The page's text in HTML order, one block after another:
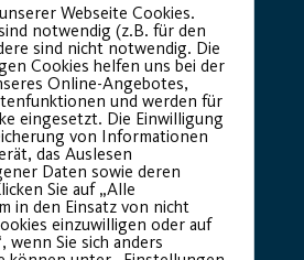
Premium Partner:
Webseite Cookies.
notwendig (z.B. für den
sind nicht notwendig. Die
Cookies helfen uns bei der
Online-Angebotes,
und werden für
eingesetzt. Die Einwilligung
von Informationen
das Auslesen
Daten sowie deren
Sie auf „Alle
in den Einsatz von nicht
einzuwilligen oder auf
wenn Sie sich anders